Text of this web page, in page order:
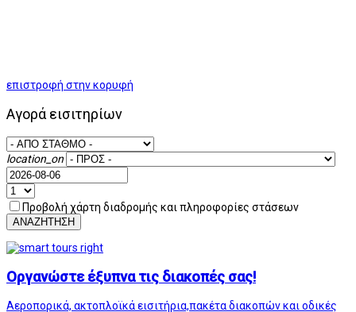
επιστροφή στην κορυφή
Αγορά εισιτηρίων
location_on
Προβολή χάρτη διαδρομής και πληροφορίες στάσεων
ΑΝΑΖΗΤΗΣΗ
Οργανώστε έξυπνα τις διακοπές σας!
Αεροπορικά, ακτοπλοϊκά εισιτήρια,πακέτα διακοπών και οδικές